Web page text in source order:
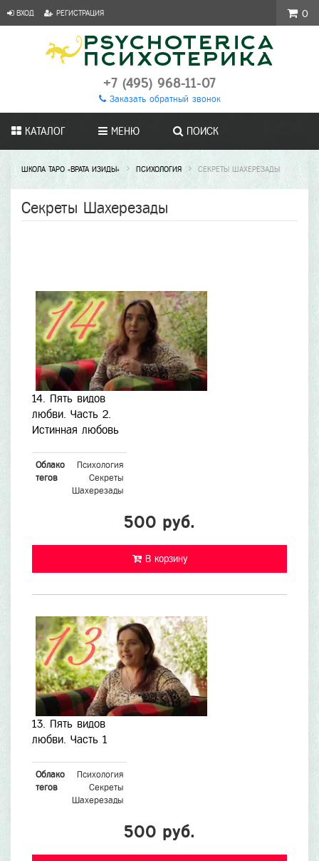
ВХОД РЕГИСТРАЦИЯ
+7 (495) 968-11-07
Заказать обратный звонок
КАТАЛОГ МЕНЮ ПОИСК
ШКОЛА ТАРО «ВРАТА ИЗИДЫ» ПСИХОЛОГИЯ СЕКРЕТЫ ШАХЕРЕЗАДЫ
Секреты Шахерезады
14. Пять видов
любви. Часть 2.
Истинная любовь
Облако
тегов
Психология
Секреты
Шахерезады
500 руб.
В корзину
13. Пять видов
любви. Часть 1
Облако
тегов
Психология
Секреты
Шахерезады
500 руб.
0